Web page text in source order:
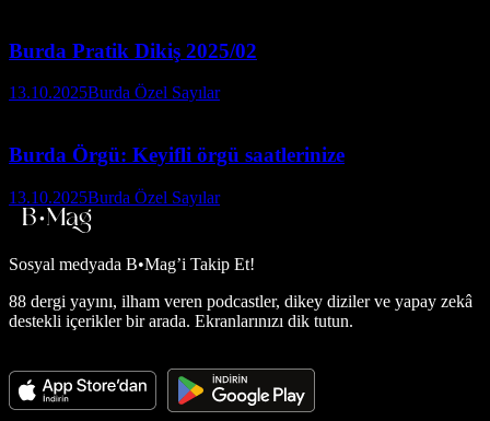
Burda Pratik Dikiş 2025/02
13.10.2025Burda Özel Sayılar
Burda Örgü: Keyifli örgü saatlerinize
13.10.2025Burda Özel Sayılar
Sosyal medyada B•Mag’i Takip Et!
88 dergi yayını, ilham veren podcastler, dikey diziler ve yapay zekâ
destekli içerikler bir arada. Ekranlarınızı dik tutun.